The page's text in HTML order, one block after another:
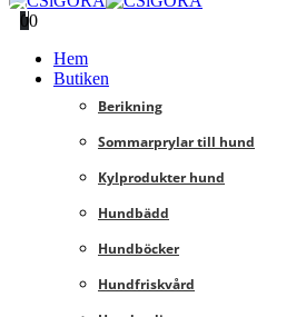
00
Hem
Butiken
Berikning
Sommarprylar till hund
Kylprodukter hund
Hundbädd
Hundböcker
Hundfriskvård